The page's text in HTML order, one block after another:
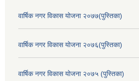
वार्षिक नगर विकास योजना २०७७(पुस्तिका)
वार्षिक नगर विकास योजना २०७६(पुस्तिका)
वार्षिक नगर विकास योजना २०७५ (पुस्तिका)